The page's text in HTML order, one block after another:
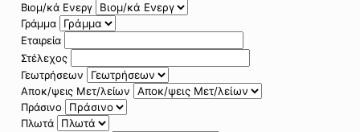
Βιομ/κά Ενεργ
Γράμμα
Εταιρεία
Στέλεχος
Γεωτρήσεων
Αποκ/ψεις Μετ/λείων
Πράσινο
Πλωτά